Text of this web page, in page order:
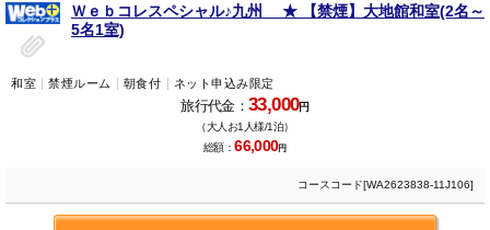
Ｗｅｂコレスペシャル♪九州 ★ 【禁煙】大地館和室(2名～
5名1室)
和室 禁煙ルーム 朝食付 ネット申込み限定
旅行代金：33,000円
（大人お1人様/1泊）
総額：66,000円
コースコード[WA2623838-11J106]